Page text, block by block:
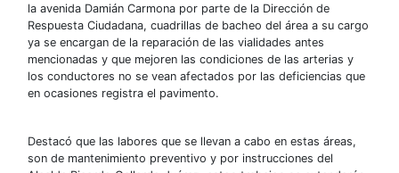
la avenida Damián Carmona por parte de la Dirección de
Respuesta Ciudadana, cuadrillas de bacheo del área a su cargo
ya se encargan de la reparación de las vialidades antes
mencionadas y que mejoren las condiciones de las arterias y
los conductores no se vean afectados por las deficiencias que
en ocasiones registra el pavimento.
Destacó que las labores que se llevan a cabo en estas áreas,
son de mantenimiento preventivo y por instrucciones del